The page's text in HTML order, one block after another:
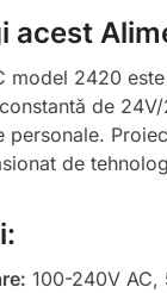
acest
model 2420
de
personale.
de
100-240V AC,